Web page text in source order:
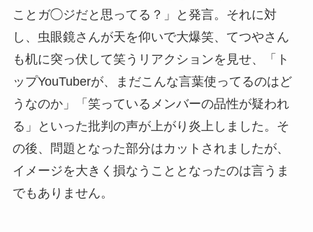
ことガ◯ジだと思ってる？」と発言。それに対
し、虫眼鏡さんが天を仰いで大爆笑、てつやさん
も机に突っ伏して笑うリアクションを見せ、「ト
ップYouTuberが、まだこんな言葉使ってるのはど
うなのか」「笑っているメンバーの品性が疑われ
る」といった批判の声が上がり炎上しました。そ
の後、問題となった部分はカットされましたが、
イメージを大きく損なうこととなったのは言うま
でもありません。